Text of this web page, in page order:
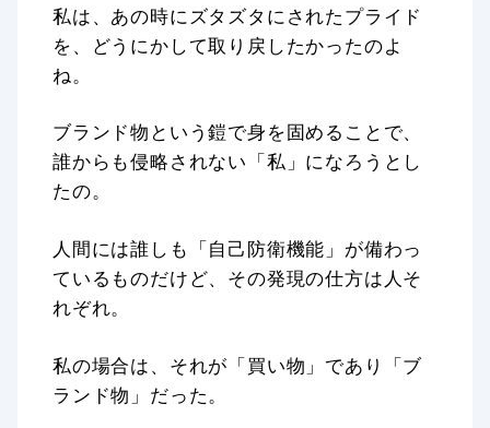
私は、あの時にズタズタにされたプライド
を、どうにかして取り戻したかったのよ
ね。
ブランド物という鎧で身を固めることで、
誰からも侵略されない「私」になろうとし
たの。
人間には誰しも「自己防衛機能」が備わっ
ているものだけど、その発現の仕方は人そ
れぞれ。
私の場合は、それが「買い物」であり「ブ
ランド物」だった。